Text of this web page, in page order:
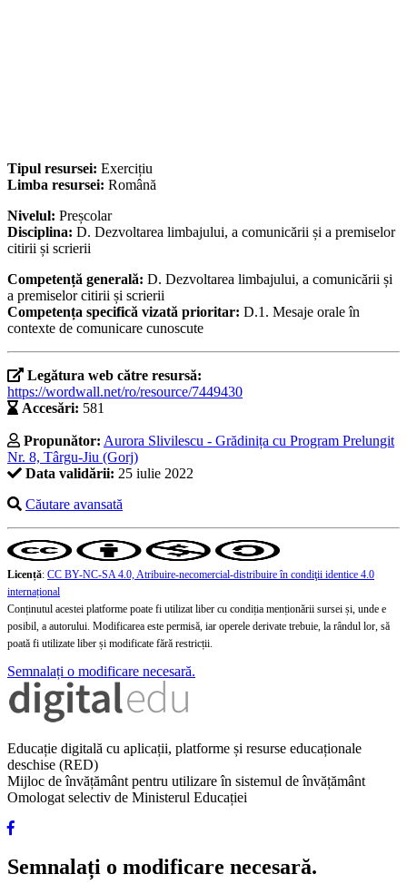
Tipul resursei: Exercițiu
Limba resursei: Română
Nivelul: Preșcolar
Disciplina: D. Dezvoltarea limbajului, a comunicării și a premiselor
citirii și scrierii
Competență generală: D. Dezvoltarea limbajului, a comunicării și
a premiselor citirii și scrierii
Competența specifică vizată prioritar: D.1. Mesaje orale în
contexte de comunicare cunoscute
Legătura web către resursă:
https://wordwall.net/ro/resource/7449430
Accesări: 581
Propunător: Aurora Slivilescu - Grădinița cu Program Prelungit
Nr. 8, Târgu-Jiu (Gorj)
Data validării: 25 iulie 2022
Căutare avansată
Licență: CC BY-NC-SA 4.0, Atribuire-necomercial-distribuire în condiţii identice 4.0
internațional
Conținutul acestei platforme poate fi utilizat liber cu condiția menționării sursei și, unde e
posibil, a autorului. Modificarea este permisă, iar operele derivate trebuie, la rândul lor, să
poată fi utilizate liber și modificate fără restricții.
Semnalați o modificare necesară.
Educație digitală cu aplicații, platforme și resurse educaționale
deschise (RED)
Mijloc de învățământ pentru utilizare în sistemul de învățământ
Omologat selectiv de Ministerul Educației
Semnalați o modificare necesară.